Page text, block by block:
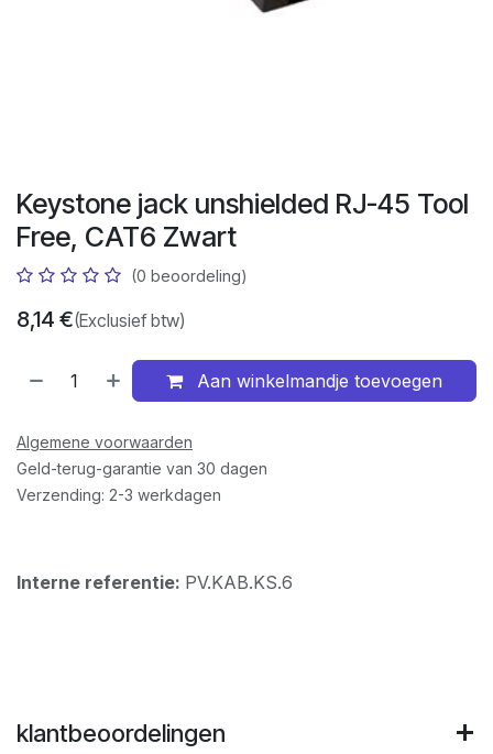
Keystone jack unshielded RJ-45 Tool
Free, CAT6 Zwart
(0 beoordeling)
8,14 €(Exclusief btw)
Aan winkelmandje toevoegen
Algemene voorwaarden
Geld-terug-garantie van 30 dagen
Verzending: 2-3 werkdagen
Interne referentie: PV.KAB.KS.6
klantbeoordelingen